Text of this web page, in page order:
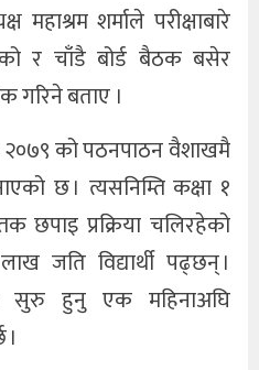
महाश्रम शर्माले परीक्षाबारे
र चाँडै बोर्ड बैठक बसेर
गरिने बताए ।
२०७९ को पठनपाठन वैशाखमै
छ । त्यसनिम्ति कक्षा १
छपाइ प्रक्रिया चलिरहेको
जति विद्यार्थी पढ्छन् ।
सुरु हुनु एक महिनाअघि